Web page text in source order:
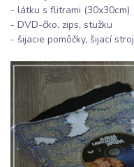
- látku s flitrami (30x30cm)
- DVD-čko, zips, stužku
- šijacie pomôčky, šijací stroj